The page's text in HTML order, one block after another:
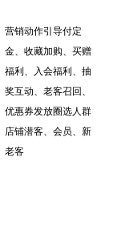
营销动作引导付定
金、收藏加购、买赠
福利、入会福利、抽
奖互动、老客召回、
优惠券发放圈选人群
店铺潜客、会员、新
老客